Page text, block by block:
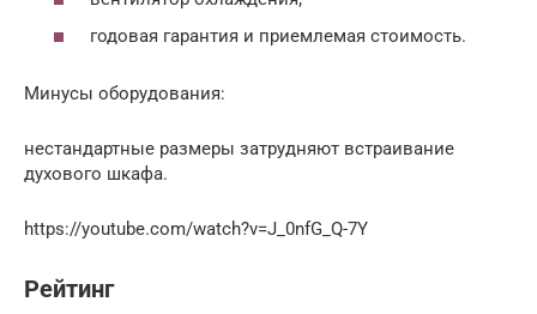
годовая гарантия и приемлемая стоимость.
Минусы оборудования:
нестандартные размеры затрудняют встраивание
духового шкафа.
https://youtube.com/watch?v=J_0nfG_Q-7Y
Рейтинг